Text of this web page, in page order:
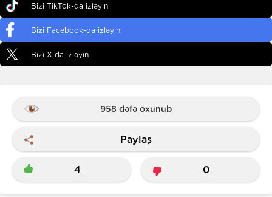
Bizi TikTok-da izləyin
Bizi Facebook-da izləyin
Bizi X-da izləyin
958 dəfə oxunub
Paylaş
4 0